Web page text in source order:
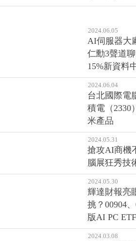
2024.06.05
AI伺服器大
仁勳3聲道
15%新資料
2024.06.04
台北國際電
積電（2330
米產品
2024.05.31
搶攻AI商機
腦展狂秀技
2024.05.30
輝達財報亮
挑？00904
版AI PC ETF
2024.03.08